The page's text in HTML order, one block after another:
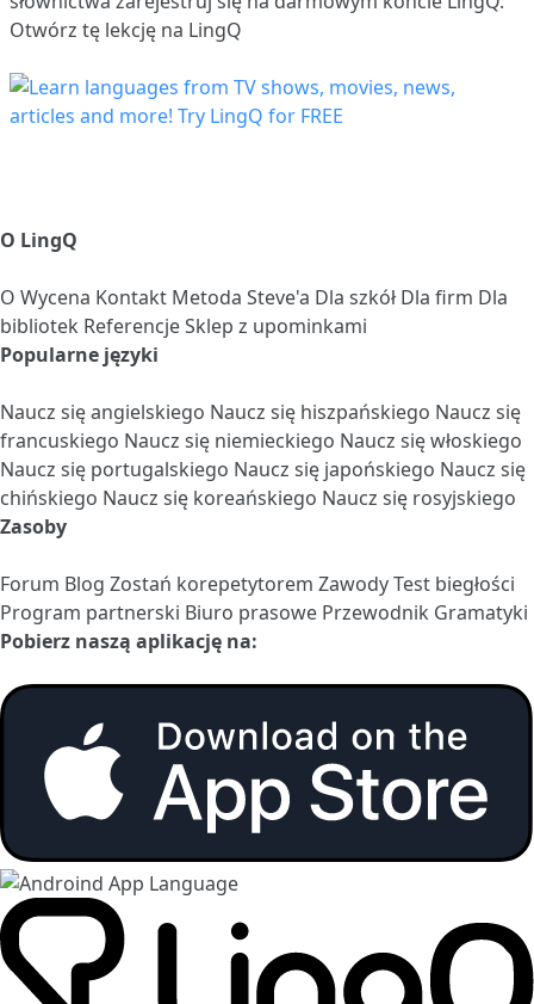
Otwórz tę lekcję na LingQ
O LingQ
O Wycena Kontakt Metoda Steve'a Dla szkół Dla firm Dla
bibliotek ReferencjeSklep z upominkami
Popularne języki
Naucz się angielskiego Naucz się hiszpańskiego Naucz się
francuskiego Naucz się niemieckiego Naucz się włoskiego
Naucz się portugalskiego Naucz się japońskiego Naucz się
chińskiego Naucz się koreańskiego Naucz się rosyjskiego
Zasoby
Forum Blog Zostań korepetytorem ZawodyTest biegłości
Program partnerski Biuro prasowe Przewodnik Gramatyki
Pobierz naszą aplikację na: